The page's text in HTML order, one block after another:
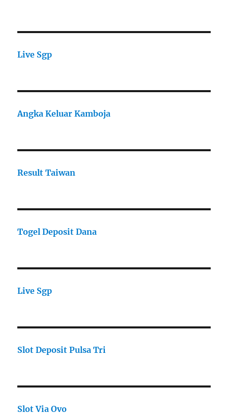
Live Sgp
Angka Keluar Kamboja
Result Taiwan
Togel Deposit Dana
Live Sgp
Slot Deposit Pulsa Tri
Slot Via Ovo